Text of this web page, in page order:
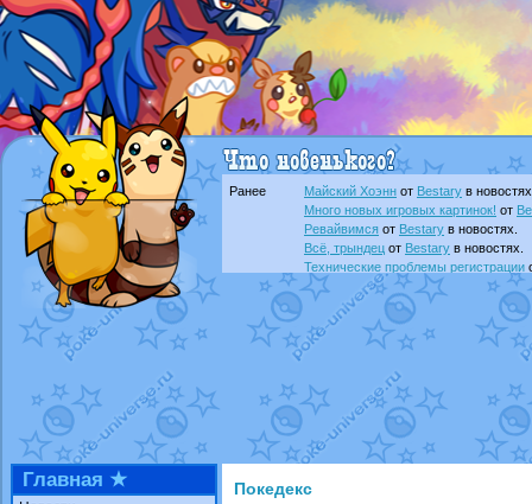
Ранее Майский Хоэнн от Bestary в
Много новых игровых картинок! от
Ревайвимся от Bestary в новостях.
Всё, трындец от Bestary в новостях.
Технические проблемы регистрации
доброе утро славянеот Dakkuв
Йолда и Мимикьюот MavisNyanCat
Недовольный котомангуст
от
The Dark Wishmakerот Randomon в
в
ilovearceus
Raging Boltот GraceDaFox
в
Shadow mismagius от
в
художник
от vicavica в фанарте.
Главная ★ Покедекс